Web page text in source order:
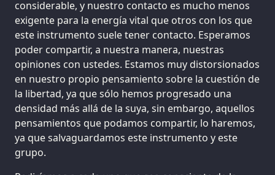
considerable, y nuestro contacto es mucho menos
exigente para la energía vital que otros con los que
este instrumento suele tener contacto. Esperamos
poder compartir, a nuestra manera, nuestras
opiniones con ustedes. Estamos muy distorsionados
en nuestro propio pensamiento sobre la cuestión de
la libertad, ya que sólo hemos progresado una
densidad más allá de la suya, sin embargo, aquellos
pensamientos que podamos compartir, lo haremos,
ya que salvaguardamos este instrumento y este
grupo.